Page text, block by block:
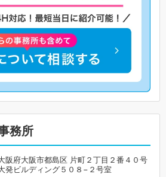
務所
阪府大阪市都島区 片町２丁目２番４０号
発ビルディング５０８−２号室